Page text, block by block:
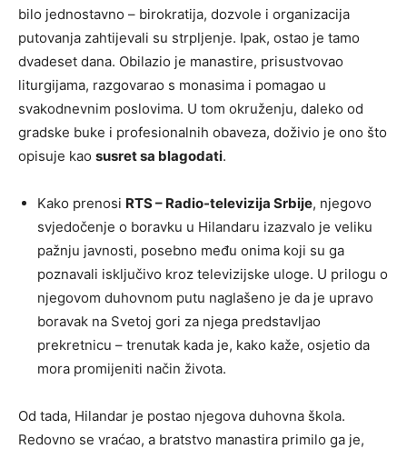
bilo jednostavno – birokratija, dozvole i organizacija
putovanja zahtijevali su strpljenje. Ipak, ostao je tamo
dvadeset dana. Obilazio je manastire, prisustvovao
liturgijama, razgovarao s monasima i pomagao u
svakodnevnim poslovima. U tom okruženju, daleko od
gradske buke i profesionalnih obaveza, doživio je ono što
opisuje kao susret sa blagodati.
Kako prenosi RTS – Radio-televizija Srbije, njegovo
svjedočenje o boravku u Hilandaru izazvalo je veliku
pažnju javnosti, posebno među onima koji su ga
poznavali isključivo kroz televizijske uloge. U prilogu o
njegovom duhovnom putu naglašeno je da je upravo
boravak na Svetoj gori za njega predstavljao
prekretnicu – trenutak kada je, kako kaže, osjetio da
mora promijeniti način života.
Od tada, Hilandar je postao njegova duhovna škola.
Redovno se vraćao, a bratstvo manastira primilo ga je,